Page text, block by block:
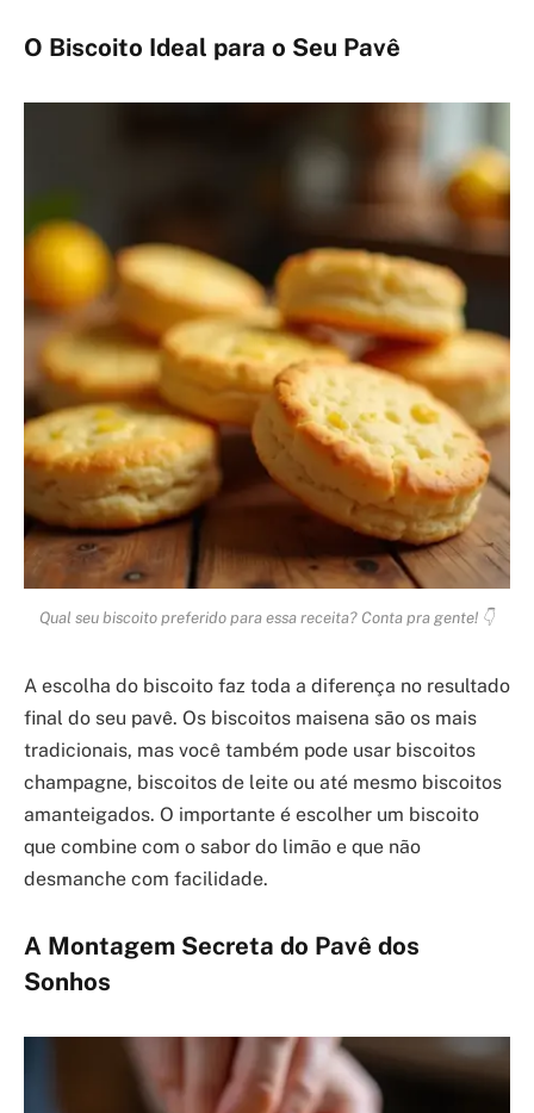
O Biscoito Ideal para o Seu Pavê
Qual seu biscoito preferido para essa receita? Conta pra gente! 👇
A escolha do biscoito faz toda a diferença no resultado
final do seu pavê. Os biscoitos maisena são os mais
tradicionais, mas você também pode usar biscoitos
champagne, biscoitos de leite ou até mesmo biscoitos
amanteigados. O importante é escolher um biscoito
que combine com o sabor do limão e que não
desmanche com facilidade.
A Montagem Secreta do Pavê dos
Sonhos